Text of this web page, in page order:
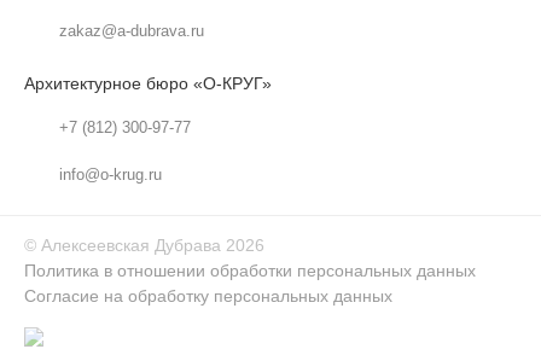
zakaz@a-dubrava.ru
Архитектурное бюро «О-КРУГ»
+7 (812) 300-97-77
info@o-krug.ru
© Алексеевская Дубрава 2026
Политика в отношении обработки персональных данных
Согласие на обработку персональных данных